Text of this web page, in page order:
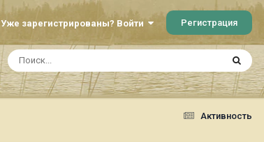
Уже зарегистрированы? Войти Регистрация
Активность